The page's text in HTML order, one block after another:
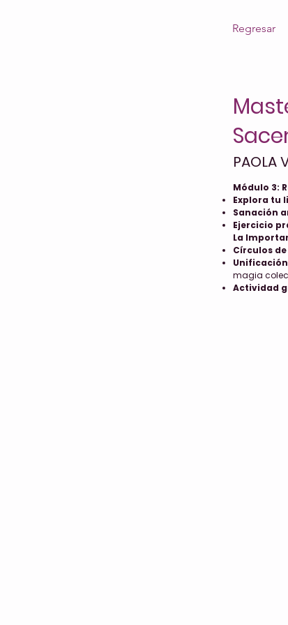
Regresar
PAOLA
Módulo 3:
Explora tu
Sanación
Ejercicio
La
Círculos
magia
Actividad